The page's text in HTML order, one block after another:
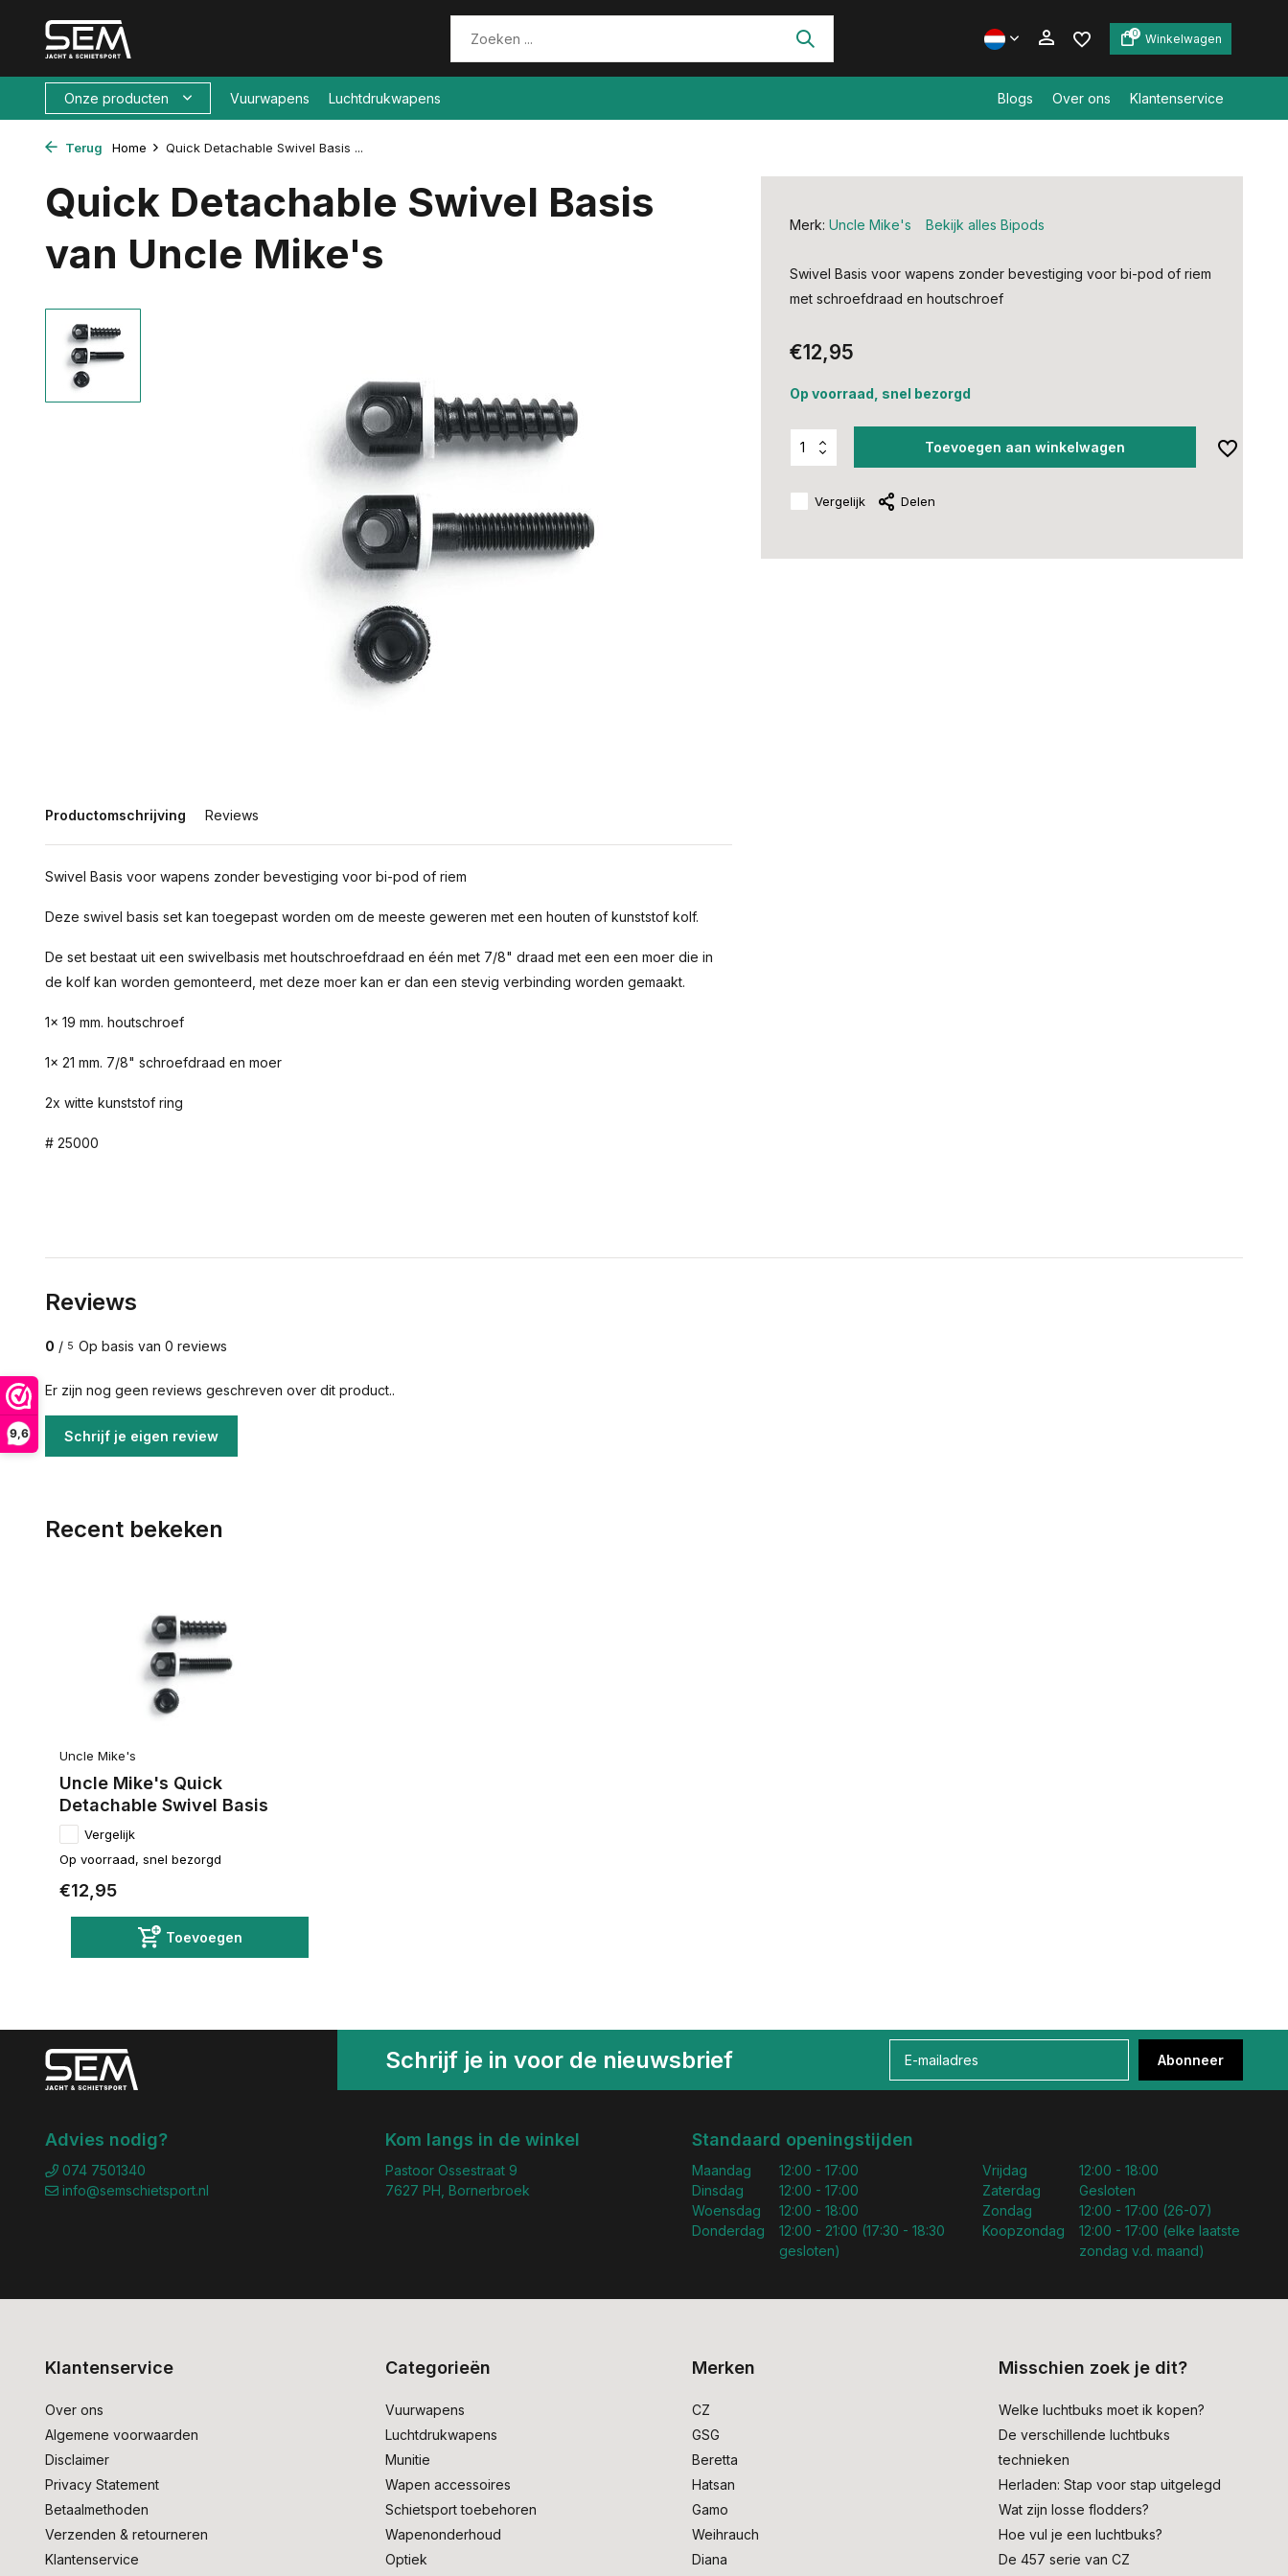
9,6
0 Winkelwagen
Onze producten Vuurwapens Luchtdrukwapens Blogs Over ons Klantenservice
Terug Home Quick Detachable Swivel Basis ...
Quick Detachable Swivel Basis
van Uncle Mike's
Productomschrijving Reviews
Swivel Basis voor wapens zonder bevestiging voor bi-pod of riem
Deze swivel basis set kan toegepast worden om de meeste geweren met een houten of kunststof kolf.
De set bestaat uit een swivelbasis met houtschroefdraad en één met 7/8" draad met een een moer die in
de kolf kan worden gemonteerd, met deze moer kan er dan een stevig verbinding worden gemaakt.
1x 19 mm. houtschroef
1x 21 mm. 7/8" schroefdraad en moer
2x witte kunststof ring
# 25000
Merk: Uncle Mike's Bekijk alles Bipods
Swivel Basis voor wapens zonder bevestiging voor bi-pod of riem
met schroefdraad en houtschroef
€12,95
Op voorraad, snel bezorgd
Toevoegen aan winkelwagen
Vergelijk Delen
Reviews
0 / 5 Op basis van 0 reviews
Er zijn nog geen reviews geschreven over dit product..
Schrijf je eigen review
Recent bekeken
Uncle Mike's
Uncle Mike's Quick
Detachable Swivel Basis
Vergelijk
Op voorraad, snel bezorgd
€12,95
Toevoegen
Schrijf je in voor de nieuwsbrief Abonneer
Advies nodig?
074 7501340
info@semschietsport.nl
Kom langs in de winkel
Pastoor Ossestraat 9
7627 PH, Bornerbroek
Standaard openingstijden
Maandag
Dinsdag
Woensdag
Donderdag
12:00 - 17:00
12:00 - 17:00
12:00 - 18:00
12:00 - 21:00 (17:30 - 18:30
gesloten)
Vrijdag
Zaterdag
Zondag
Koopzondag
12:00 - 18:00
Gesloten
12:00 - 17:00 (26-07)
12:00 - 17:00 (elke laatste
zondag v.d. maand)
Klantenservice
Over ons
Algemene voorwaarden
Disclaimer
Privacy Statement
Betaalmethoden
Verzenden & retourneren
Klantenservice
Categorieën
Vuurwapens
Luchtdrukwapens
Munitie
Wapen accessoires
Schietsport toebehoren
Wapenonderhoud
Optiek
Merken
CZ
GSG
Beretta
Hatsan
Gamo
Weihrauch
Diana
Misschien zoek je dit?
Welke luchtbuks moet ik kopen?
De verschillende luchtbuks
technieken
Herladen: Stap voor stap uitgelegd
Wat zijn losse flodders?
Hoe vul je een luchtbuks?
De 457 serie van CZ